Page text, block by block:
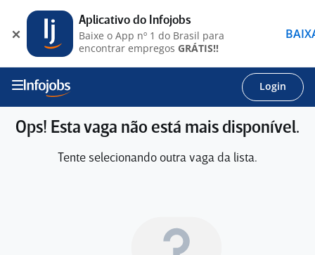
Login
Ops! Esta vaga não está mais disponível.
Tente selecionando outra vaga da lista.
Aplicativo do Infojobs
Baixe o App nº 1 do Brasil para
encontrar empregos GRÁTIS!!